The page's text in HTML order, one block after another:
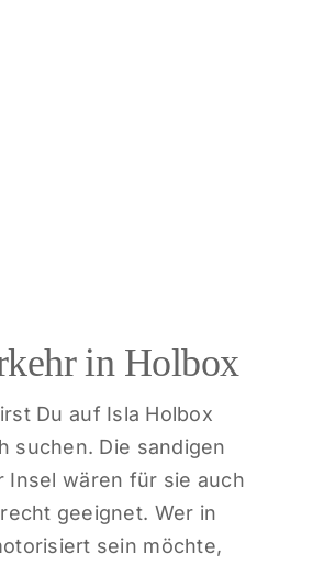
in Holbox
Du auf Isla Holbox
suchen. Die sandigen
Insel wären für sie auch
geeignet. Wer in
sein möchte,